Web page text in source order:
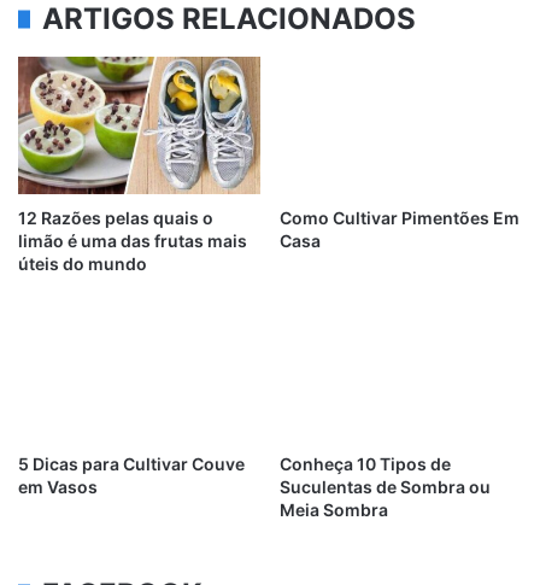
ARTIGOS RELACIONADOS
12 Razões pelas quais o
limão é uma das frutas mais
úteis do mundo
Como Cultivar Pimentões Em
Casa
5 Dicas para Cultivar Couve
em Vasos
Conheça 10 Tipos de
Suculentas de Sombra ou
Meia Sombra